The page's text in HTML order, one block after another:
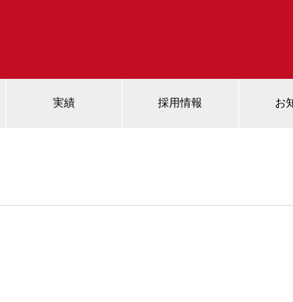
実績 採用情報 お